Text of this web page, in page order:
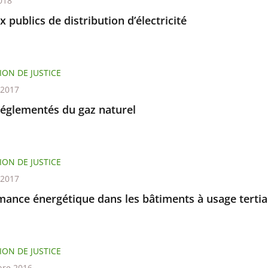
publics de distribution d’électricité
du gaz naturel
DE JUSTICE
énergétique dans les bâtiments à usage
DE JUSTICE
DE JUSTICE